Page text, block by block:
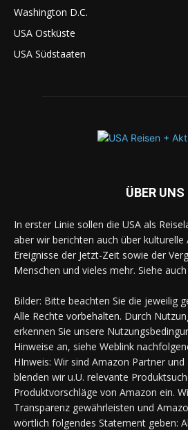
Washington D.C.
USA Ostküste
USA Südstaaten
ÜBER UNS
In erster Linie sollen die USA als
aber wir berichten auch über kulturelle
Ereignisse der Jetzt-Zeit sowie der
Menschen und vieles mehr. Siehe auch
Bilder: Bitte beachten Sie die jeweilig
Alle Rechte vorbehalten. Durch
erkennen Sie unsere
Hinweise an, siehe Weblink
HInweis: Wir sind Amazon Partner
blenden wir u.U. relevante
Produktvorschläge von Amazon ein.
Transparenz gewährleisten und
wörtlich folgendes Statement geben: